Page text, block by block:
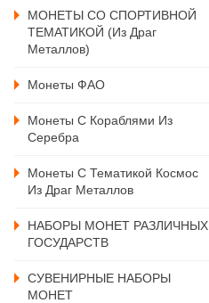
МОНЕТЫ СО СПОРТИВНОЙ
ТЕМАТИКОЙ (из Драг
Металлов)
Монеты ФАО
Монеты С Кораблями Из
Серебра
Монеты С Тематикой Космос
Из Драг Металлов
НАБОРЫ МОНЕТ РАЗЛИЧНЫХ
ГОСУДАРСТВ
СУВЕНИРНЫЕ НАБОРЫ
МОНЕТ